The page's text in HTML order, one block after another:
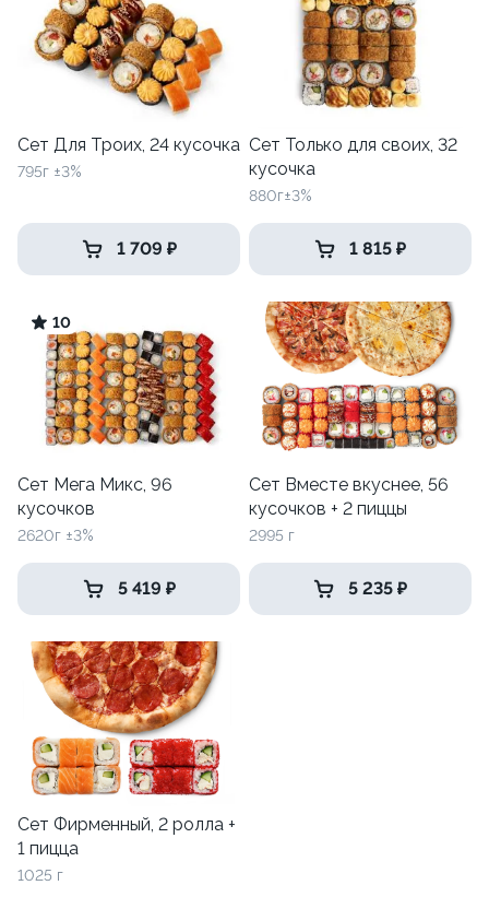
Сет Для Троих, 24 кусочка
795г ±3%
1 709 ₽
Сет Только для своих, 32
кусочка
880г±3%
1 815 ₽
10
Сет Мега Микс, 96
кусочков
2620г ±3%
5 419 ₽
Сет Вместе вкуснее, 56
кусочков + 2 пиццы
2995 г
5 235 ₽
Сет Фирменный, 2 ролла +
1 пицца
1025 г